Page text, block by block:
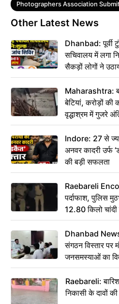
Tags
Photographers Association
Other Latest News
Dhanbad: पूर्वी
सचिवालय में लगा
सैकड़ों लोगों ने
Maharashtra:
बेटियां, करोड़ों की
वृद्धाश्रम में गुजरे
कहा– अंतिम
Indore: 27 से
अनवर कादरी उर्फ
की बड़ी सफलता
Raebareli
पर्दाफाश, पुलिस
12.80 किलो चांदी
Dhanbad
संगठन विस्तार पर
जनसमस्याओं का
Raebareli:
निकासी के दावों